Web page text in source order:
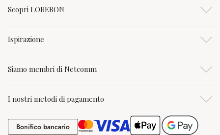
Scopri LOBERON
Ispirazione
Siamo membri di Netcomm
I nostri metodi di pagamento
Bonifico bancarioBonifico bancario